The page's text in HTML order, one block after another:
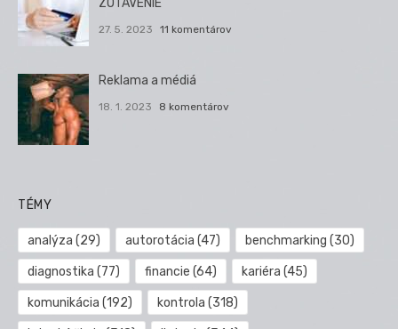
27. 5. 2023 11 komentárov
Reklama a médiá
18. 1. 2023 8 komentárov
TÉMY
analýza (29) autorotácia (47) benchmarking (30)
diagnostika (77) financie (64) kariéra (45)
komunikácia (192) kontrola (318)